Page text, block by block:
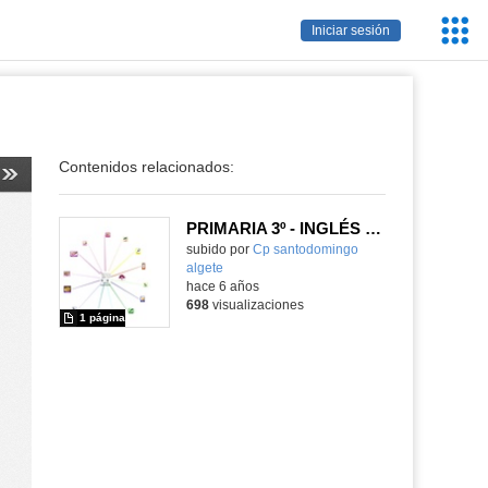
Iniciar sesión
Contenidos relacionados:
PRIMARIA 3º - INGLÉS - AT THE SUPERMARKET
subido por Cp santodomingo
algete
1 página
hace 6 años
698visualizaciones